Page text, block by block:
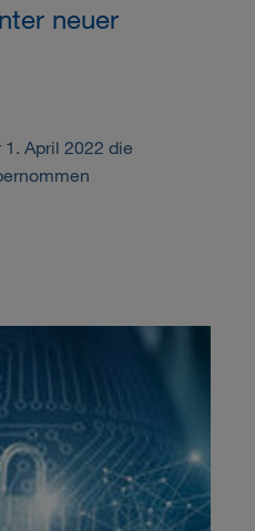
neuer
April 2022 die